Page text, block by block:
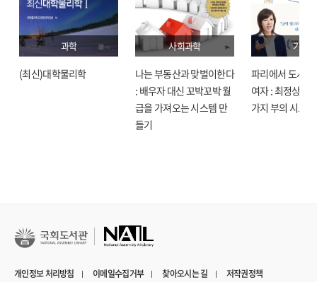
과학
(최신)대학물리학
사회과학
나는 부동산과 맞벌이한다
: 배우자 대신 꼬박꼬박 월
급을 가져오는 시스템 만
들기
기술
파리에서 도시락
여자 : 최정상으
가지 부의 시크릿
개인정보 처리방침 이메일수집거부 찾아오시는 길 저작권정책